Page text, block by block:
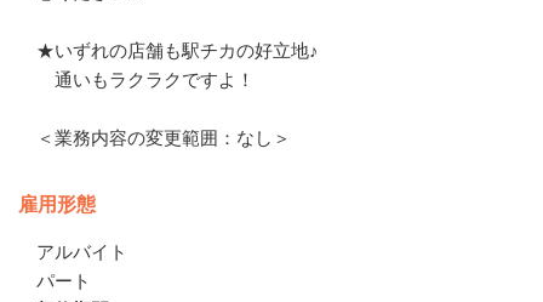
★いずれの店舗も駅チカの好立地♪
通いもラクラクですよ！
＜業務内容の変更範囲：なし＞
雇用形態
アルバイト
パート